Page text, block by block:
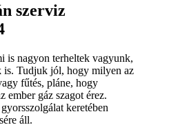
szerviz
is nagyon terheltek vagyunk,
is. Tudjuk jól, hogy milyen az
fűtés, pláne, hogy
ember gáz szagot érez.
keretében
áll.